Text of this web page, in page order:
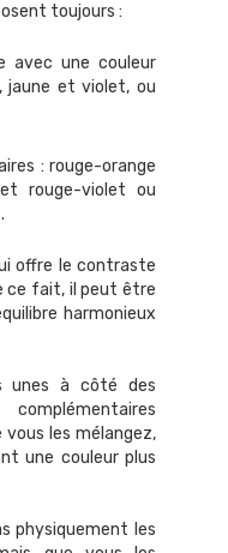
toujours :
avec une couleur
jaune et violet, ou
: rouge-orange
rouge-violet ou
offre le contraste
ce fait, il peut être
harmonieux
unes à côté des
les mélangez,
une couleur plus
physiquement les